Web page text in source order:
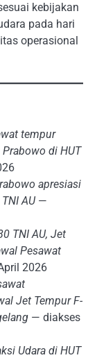
kebijakan
pada hari
operasional
tempur
di HUT
apresiasi
AU—
TNI AU, Jet
Pesawat
2026
Jet Tempur F-
— diakses
Udara di HUT